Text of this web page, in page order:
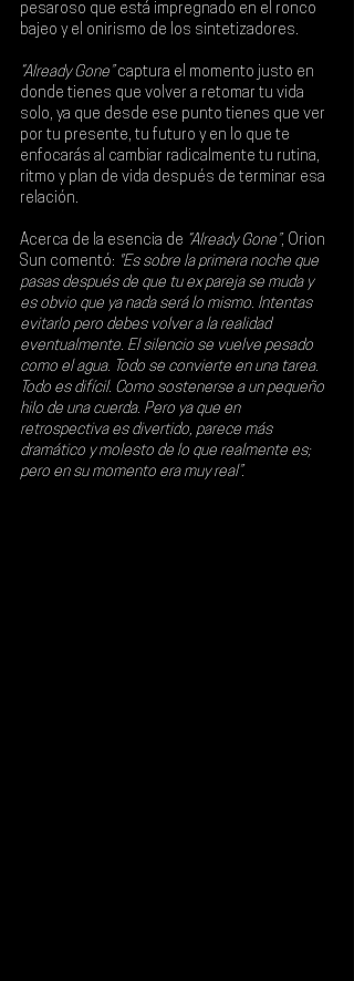
pesaroso que está impregnado en el ronco
bajeo y el onirismo de los sintetizadores.
“Already Gone” captura el momento justo en
donde tienes que volver a retomar tu vida
solo, ya que desde ese punto tienes que ver
por tu presente, tu futuro y en lo que te
enfocarás al cambiar radicalmente tu rutina,
ritmo y plan de vida después de terminar esa
relación.
Acerca de la esencia de “Already Gone”, Orion
Sun comentó: "Es sobre la primera noche que
pasas después de que tu ex pareja se muda y
es obvio que ya nada será lo mismo. Intentas
evitarlo pero debes volver a la realidad
eventualmente. El silencio se vuelve pesado
como el agua. Todo se convierte en una tarea.
Todo es difícil. Como sostenerse a un pequeño
hilo de una cuerda. Pero ya que en
retrospectiva es divertido, parece más
dramático y molesto de lo que realmente es;
pero en su momento era muy real”.